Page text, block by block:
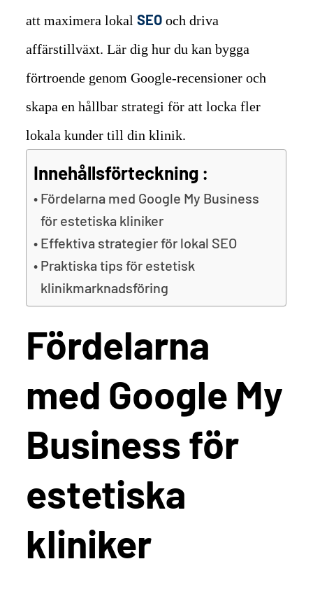
att maximera lokalSEO och driva
affärstillväxt. Lär dig hur du kan bygga
förtroende genom Google-recensioner och
skapa en hållbar strategi för att locka fler
lokala kunder till din klinik.
Innehållsförteckning :
Fördelarna med Google My Business
för estetiska kliniker
Effektiva strategier för lokal SEO
Praktiska tips för estetisk
klinikmarknadsföring
Fördelarna
med Google My
Business för
estetiska
kliniker